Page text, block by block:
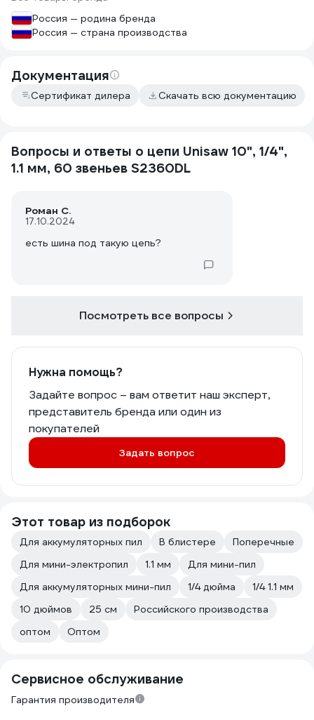
Россия — родина бренда
Россия — страна производства
Документация
Сертификат дилера Скачать всю документацию
Вопросы и ответы о цепи Unisaw 10", 1/4",
1.1 мм, 60 звеньев S2360DL
Роман С.
17.10.2024
есть шина под такую цепь?
Посмотреть все вопросы
Нужна помощь?
Задайте вопрос – вам ответит наш эксперт,
представитель бренда или один из
покупателей
Задать вопрос
Этот товар из подборок
Для аккумуляторных пил В блистере
Поперечные
Для мини-электропил
1.1 мм
Для мини-пил
Для аккумуляторных мини-пил
1/4 дюйма
1/4 1.1 мм
10 дюймов
25 см
Российского производства
оптом
Оптом
Сервисное обслуживание
Гарантия производителя